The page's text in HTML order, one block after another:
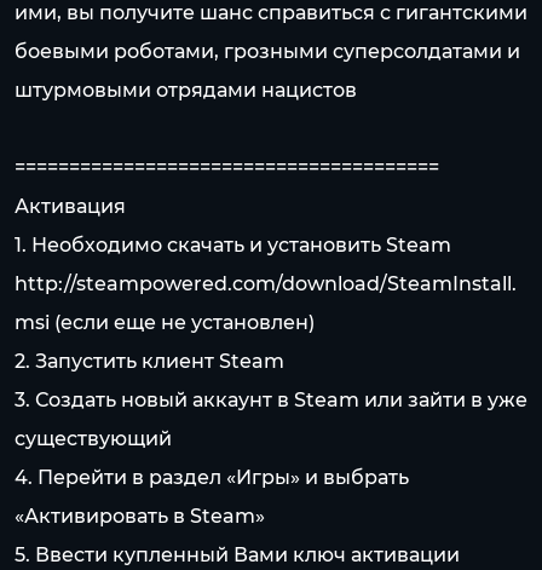
ими, вы получите шанс справиться с гигантскими
боевыми роботами, грозными суперсолдатами и
штурмовыми отрядами нацистов
=======================================
Активация
1. Необходимо скачать и установить Steam
http://steampowered.com/download/SteamInstall.
msi (если еще не установлен)
2. Запустить клиент Steam
3. Создать новый аккаунт в Steam или зайти в уже
существующий
4. Перейти в раздел «Игры» и выбрать
«Активировать в Steam»
5. Ввести купленный Вами ключ активации